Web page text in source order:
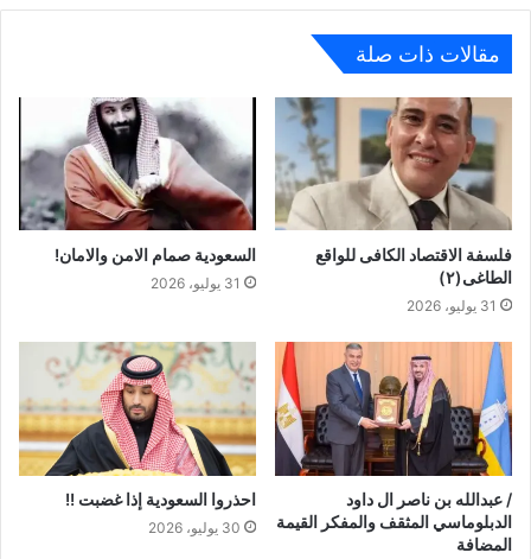
مقالات ذات صلة
فلسفة الاقتصاد الكافى للواقع
الطاغى(٢)
31 يوليو، 2026
السعودية صمام الامن والامان!
31 يوليو، 2026
/ عبدالله بن ناصر ال داود
الدبلوماسي المثقف والمفكر القيمة
المضافة
احذروا السعودية إذا غضبت !!
30 يوليو، 2026